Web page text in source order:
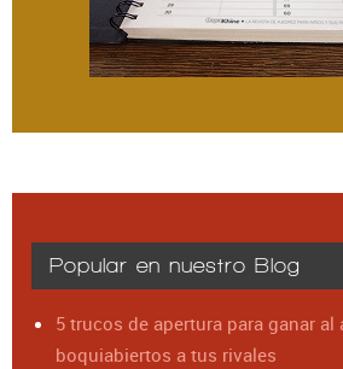
Popular en nuestro Blog
5 trucos de apertura para ganar al
boquiabiertos a tus rivales